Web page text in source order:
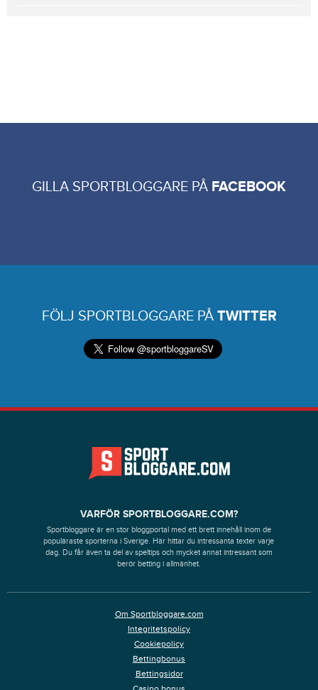
GILLA SPORTBLOGGARE PÅ FACEBOOK
FÖLJ SPORTBLOGGARE PÅ TWITTER
VARFÖR SPORTBLOGGARE.COM?
Sportbloggare är en stor bloggportal med ett brett innehåll inom de
populäraste sporterna i Sverige. Här hittar du intressanta texter varje
dag. Du får även ta del av speltips och mycket annat intressant som
berör betting i allmänhet.
Om Sportbloggare.com
Integritetspolicy
Cookiepolicy
Bettingbonus
Bettingsidor